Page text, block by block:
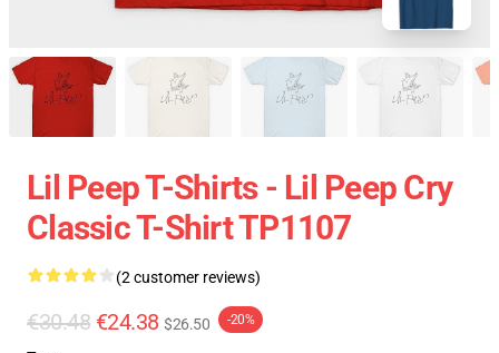
Lil Peep T-Shirts - Lil Peep Cry
Classic T-Shirt TP1107
(2 customer reviews)
€30.48 €24.38 $26.50 -20%